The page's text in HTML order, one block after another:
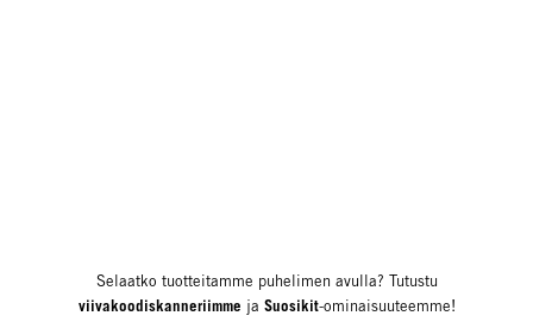
Selaatko tuotteitamme puhelimen avulla? Tutustu
viivakoodiskanneriimme ja Suosikit-ominaisuuteemme!